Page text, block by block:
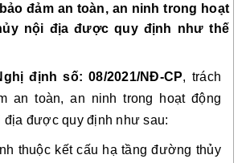
đảm an toàn, an ninh trong hoạt
nội địa được quy định như thế
định số: 08/2021/NĐ-CP, trách
an toàn, an ninh trong hoạt động
được quy định như sau:
thuộc kết cấu hạ tầng đường thủy